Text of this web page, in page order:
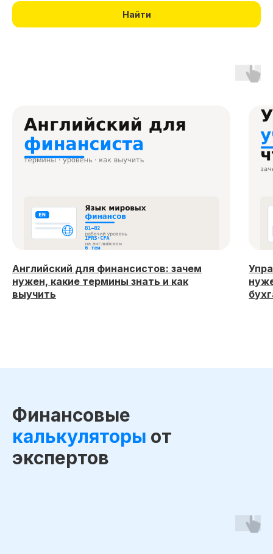
Найти
Английский для финансистов: зачем
нужен, какие термины знать и как
выучить
Финансовые
калькуляторы от
экспертов